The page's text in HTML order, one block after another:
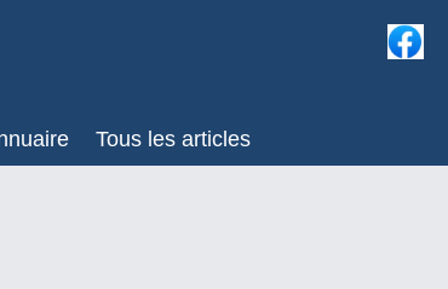
Tous les articles